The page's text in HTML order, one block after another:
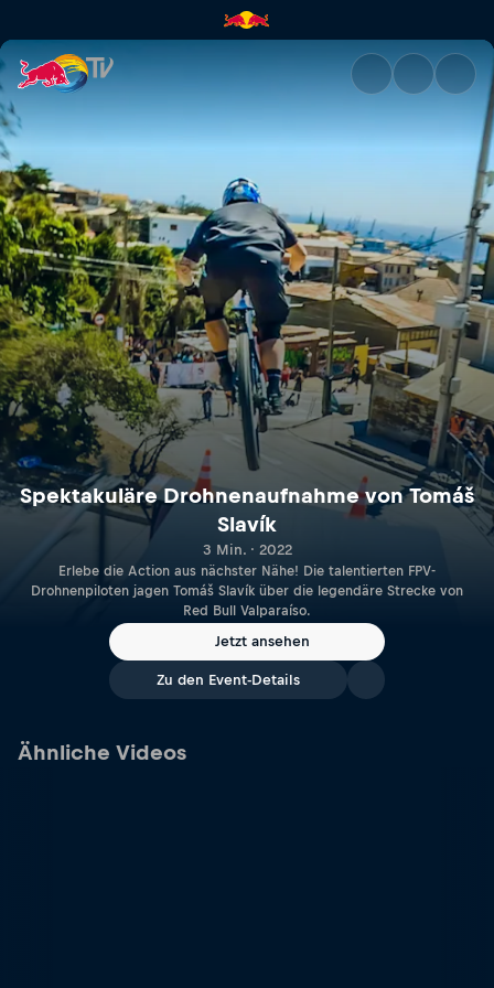
Spektakuläre
Spektakuläre Drohnenaufnahme von Tomáš
Slavík
3 Min. · 2022
Erlebe die Action aus nächster Nähe! Die talentierten FPV-
Drohnenpiloten jagen Tomáš Slavík über die legendäre Strecke von
Red Bull Valparaíso.
Jetzt ansehen
Zu den Event-Details
Ähnliche Videos